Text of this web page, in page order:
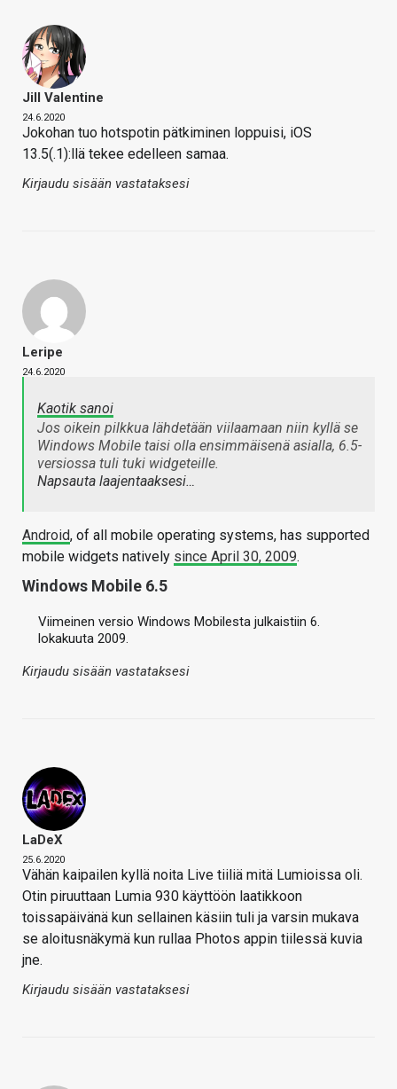
Jill Valentine
24.6.2020
Jokohan tuo hotspotin pätkiminen loppuisi, iOS
13.5(.1):llä tekee edelleen samaa.
Kirjaudu sisään vastataksesi
Leripe
24.6.2020
Kaotik sanoi
Jos oikein pilkkua lähdetään viilaamaan niin kyllä se
Windows Mobile taisi olla ensimmäisenä asialla, 6.5-
versiossa tuli tuki widgeteille.
Napsauta laajentaaksesi…
Android, of all mobile operating systems, has supported
mobile widgets natively since April 30, 2009.
Windows Mobile 6.5
Viimeinen versio Windows Mobilesta julkaistiin 6.
lokakuuta 2009.
Kirjaudu sisään vastataksesi
LaDeX
25.6.2020
Vähän kaipailen kyllä noita Live tiiliä mitä Lumioissa oli.
Otin piruuttaan Lumia 930 käyttöön laatikkoon
toissapäivänä kun sellainen käsiin tuli ja varsin mukava
se aloitusnäkymä kun rullaa Photos appin tiilessä kuvia
jne.
Kirjaudu sisään vastataksesi